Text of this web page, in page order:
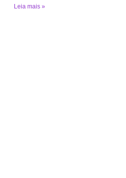
Leia mais »